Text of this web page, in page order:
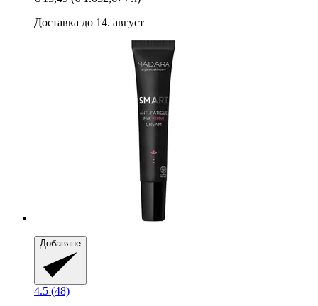
Доставка до 14. август
Добавяне
4.5 (48)